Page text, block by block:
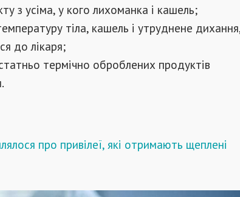
з усіма, у кого лихоманка і кашель;
тіла, кашель і утруднене
до лікаря;
термічно оброблених продуктів
про привілеї, які отримають щеплені